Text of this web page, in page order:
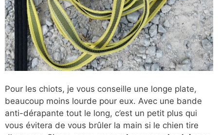
Pour les chiots, je vous conseille une longe plate,
beaucoup moins lourde pour eux. Avec une bande
anti-dérapante tout le long, c’est un petit plus qui
vous évitera de vous brûler la main si le chien tire